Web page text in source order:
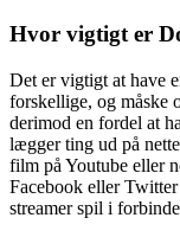
Hvor vigtigt er
Det er vigtigt at have
forskellige, og måske
derimod en fordel at
lægger ting ud på
film på Youtube eller
Facebook eller
streamer spil i